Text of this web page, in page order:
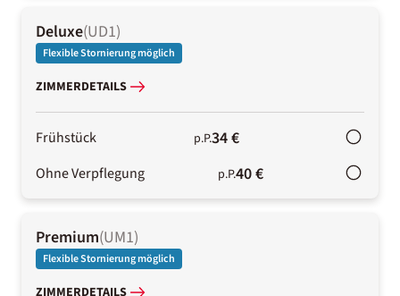
Deluxe(UD1)
Flexible Stornierung möglich
ZIMMERDETAILS
Frühstück p.P.34 €
Ohne Verpflegung p.P.40 €
Premium(UM1)
Flexible Stornierung möglich